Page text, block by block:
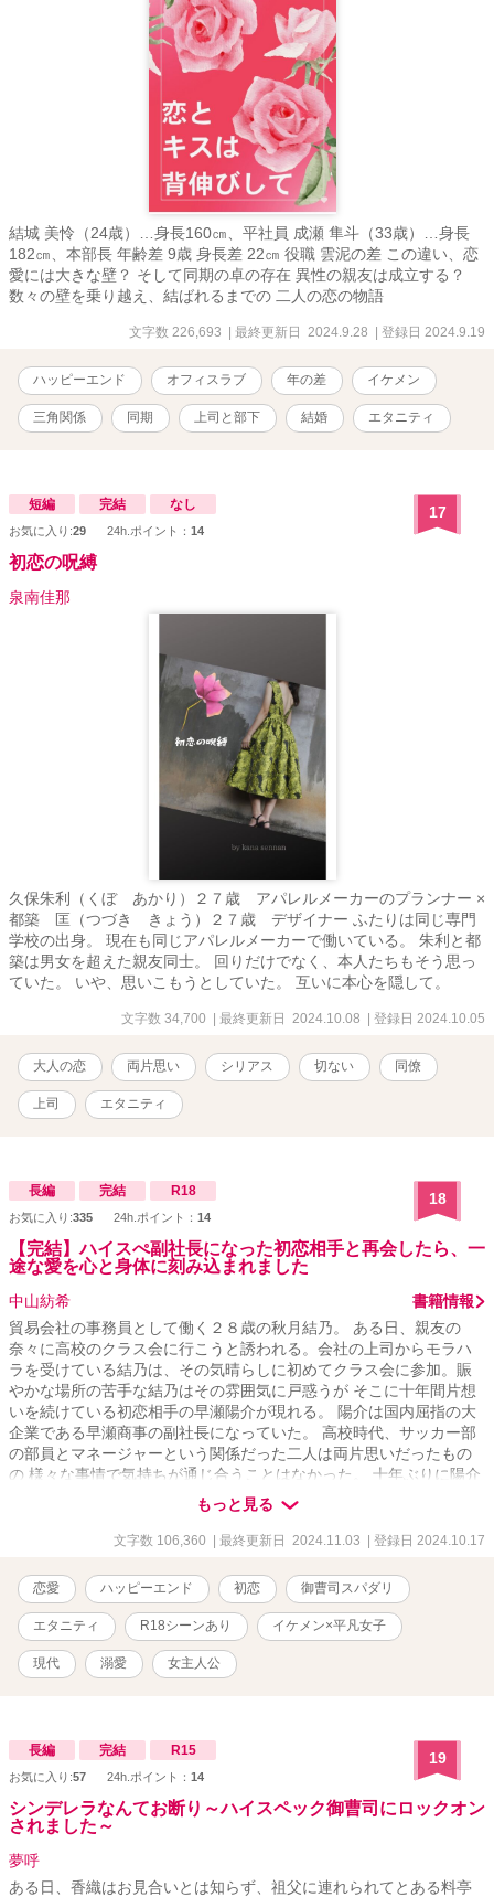
結城 美怜（24歳）…身長160㎝、平社員 成瀬 隼斗（33歳）…身長
182㎝、本部長 年齢差 9歳 身長差 22㎝ 役職 雲泥の差 この違い、恋
愛には大きな壁？ そして同期の卓の存在 異性の親友は成立する？
数々の壁を乗り越え、結ばれるまでの 二人の恋の物語
文字数 226,693 | 最終更新日 2024.9.28 | 登録日 2024.9.19
ハッピーエンド オフィスラブ 年の差 イケメン
三角関係 同期 上司と部下 結婚 エタニティ
短編 完結 なし
お気に入り:29 24h.ポイント： 14
17
初恋の呪縛
泉南佳那
久保朱利（くぼ あかり）２７歳 アパレルメーカーのプランナー ×
都築 匡（つづき きょう）２７歳 デザイナー ふたりは同じ専門
学校の出身。 現在も同じアパレルメーカーで働いている。 朱利と都
築は男女を超えた親友同士。 回りだけでなく、本人たちもそう思っ
ていた。 いや、思いこもうとしていた。 互いに本心を隠して。
文字数 34,700 | 最終更新日 2024.10.08 | 登録日 2024.10.05
大人の恋 両片思い シリアス 切ない 同僚
上司 エタニティ
長編 完結 R18
お気に入り:335 24h.ポイント： 14
18
【完結】ハイスぺ副社長になった初恋相手と再会したら、一
途な愛を心と身体に刻み込まれました
中山紡希
書籍情報
貿易会社の事務員として働く２８歳の秋月結乃。 ある日、親友の
奈々に高校のクラス会に行こうと誘われる。会社の上司からモラハ
ラを受けている結乃は、その気晴らしに初めてクラス会に参加。賑
やかな場所の苦手な結乃はその雰囲気に戸惑うが そこに十年間片想
いを続けている初恋相手の早瀬陽介が現れる。 陽介は国内屈指の大
企業である早瀬商事の副社長になっていた。 高校時代、サッカー部
の部員とマネージャーという関係だった二人は両片思いだったもの
の 様々な事情で気持ちが通じ合うことはなかった。 十年ぶりに陽介
と言葉を交わし、今も変わらぬ陽介への恋心に気付いた結乃
は……？ ※甘いイチャイチャ溺愛系のR１８シーンが複数個所にあ
りますので、苦手な方はご注意ください。 ※こちらはすでに全て書
少しでも楽しんで頂けたら嬉しいです。
もっと見る
文字数 106,360 | 最終更新日 2024.11.03 | 登録日 2024.10.17
恋愛 ハッピーエンド 初恋 御曹司スパダリ
エタニティ R18シーンあり イケメン×平凡女子
現代 溺愛 女主人公
長編 完結 R15
お気に入り:57 24h.ポイント： 14
19
シンデレラなんてお断り～ハイスペック御曹司にロックオン
されました～
夢呼
ある日、香織はお見合いとは知らず、祖父に連れられてとある料亭